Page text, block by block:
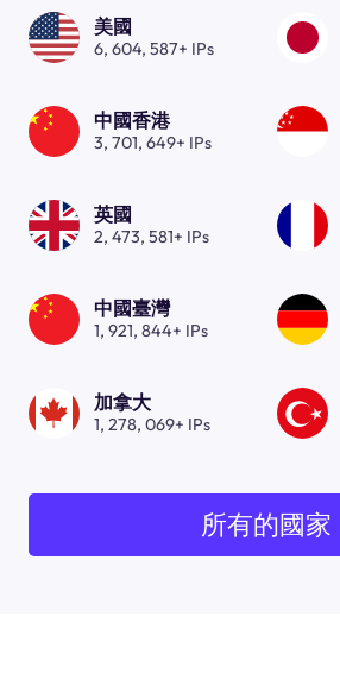
美國
6, 604, 587+ IPs
中國香港
3, 701, 649+ IPs
英國
2, 473, 581+ IPs
中國臺灣
1, 921, 844+ IPs
加拿大
1, 278, 069+ IPs
所有的國家